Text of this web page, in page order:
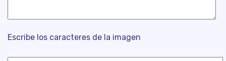
Escribe los caracteres de la imagen